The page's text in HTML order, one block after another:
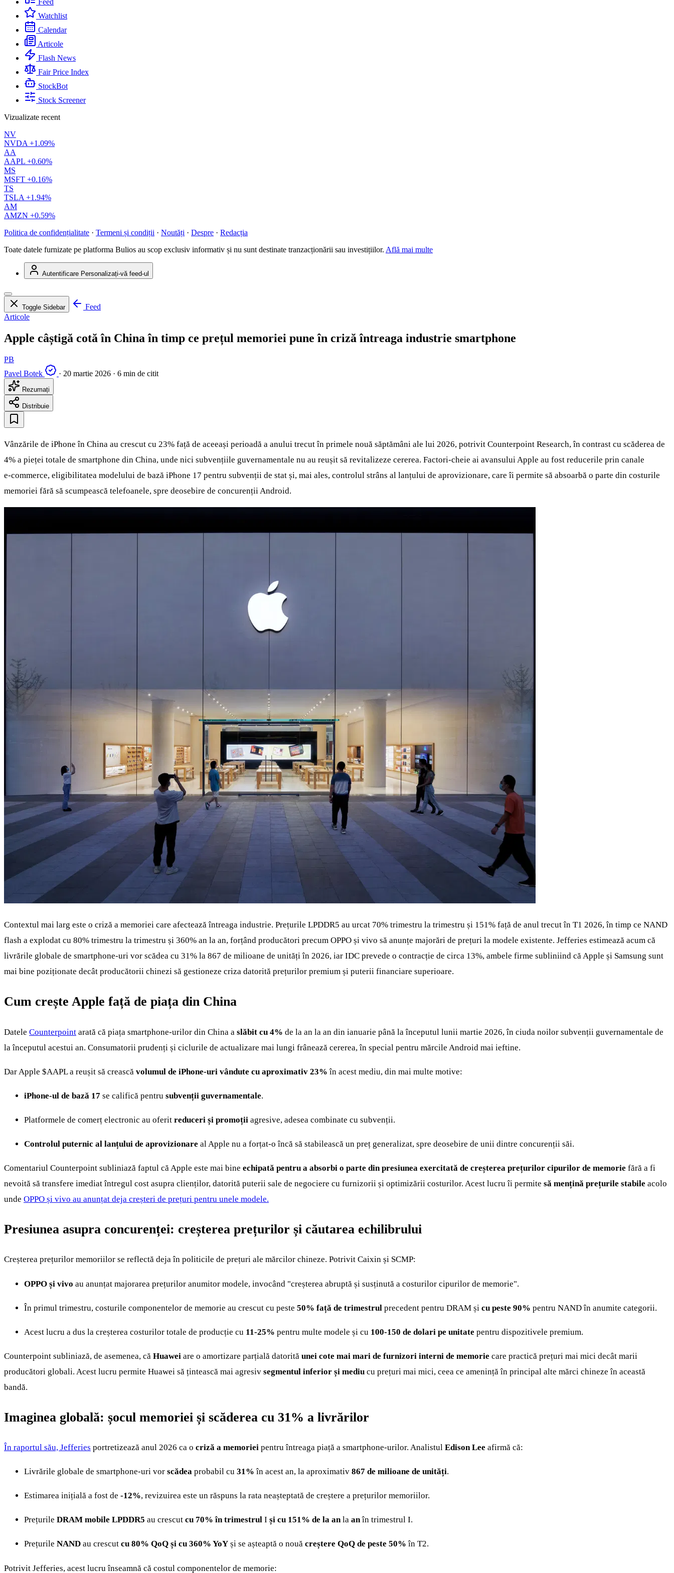
Feed
Watchlist
Calendar
Articole
Flash News
Fair Price Index
StockBot
Stock Screener
Vizualizate recent
NV
NVDA +1.09%
AA
AAPL +0.60%
MS
MSFT +0.16%
TS
TSLA +1.94%
AM
AMZN +0.59%
Politica de confidențialitate · Termeni și condiții · Noutăți · Despre · Redacția
Toate datele furnizate pe platforma Bulios au scop exclusiv informativ și nu sunt destinate tranzacționării sau investițiilor. Află mai multe
Autentificare Personalizați-vă feed-ul
Toggle Sidebar
Feed
Articole
Apple câștigă cotă în China în timp ce prețul memoriei pune în criză întreaga industrie smartphone
PB
Pavel Botek
· 20 martie 2026 · 6 min de citit
Rezumați
Distribuie
Vânzările de iPhone în China au crescut cu 23% față de aceeași perioadă a anului trecut în primele nouă săptămâni ale lui 2026, potrivit Counterpoint Research, în contrast cu scăderea de
4% a pieței totale de smartphone din China, unde nici subvențiile guvernamentale nu au reușit să revitalizeze cererea. Factori‑cheie ai avansului Apple au fost reducerile prin canale
e‑commerce, eligibilitatea modelului de bază iPhone 17 pentru subvenții de stat și, mai ales, controlul strâns al lanțului de aprovizionare, care îi permite să absoarbă o parte din costurile
memoriei fără să scumpească telefoanele, spre deosebire de concurenții Android.
Contextul mai larg este o criză a memoriei care afectează întreaga industrie. Prețurile LPDDR5 au urcat 70% trimestru la trimestru și 151% față de anul trecut în T1 2026, în timp ce NAND
flash a explodat cu 80% trimestru la trimestru și 360% an la an, forțând producători precum OPPO și vivo să anunțe majorări de prețuri la modele existente. Jefferies estimează acum că
livrările globale de smartphone‑uri vor scădea cu 31% la 867 de milioane de unități în 2026, iar IDC prevede o contracție de circa 13%, ambele firme subliniind că Apple și Samsung sunt
mai bine poziționate decât producătorii chinezi să gestioneze criza datorită prețurilor premium și puterii financiare superioare.
Cum crește Apple față de piața din China
Datele Counterpoint arată că piața smartphone-urilor din China a slăbit cu 4% de la an la an din ianuarie până la începutul lunii martie 2026, în ciuda noilor subvenții guvernamentale de
la începutul acestui an. Consumatorii prudenți și ciclurile de actualizare mai lungi frânează cererea, în special pentru mărcile Android mai ieftine.
Dar Apple $AAPLa reușit să crească volumul de iPhone-uri vândute cu aproximativ 23% în acest mediu, din mai multe motive:
iPhone-ul de bază 17 se califică pentru subvenții guvernamentale.
Platformele de comerț electronic au oferit reduceri și promoții agresive, adesea combinate cu subvenții.
Controlul puternic al lanțului de aprovizionare al Apple nu a forțat-o încă să stabilească un preț generalizat, spre deosebire de unii dintre concurenții săi.
Comentariul Counterpoint subliniază faptul că Apple este mai bine echipată pentru a absorbi o parte din presiunea exercitată de creșterea prețurilor cipurilor de memorie fără a fi
nevoită să transfere imediat întregul cost asupra clienților, datorită puterii sale de negociere cu furnizorii și optimizării costurilor. Acest lucru îi permite să mențină prețurile stabile acolo
unde OPPO și vivo au anunțat deja creșteri de prețuri pentru unele modele.
Presiunea asupra concurenței: creșterea prețurilor și căutarea echilibrului
Creșterea prețurilor memoriilor se reflectă deja în politicile de prețuri ale mărcilor chineze. Potrivit Caixin și SCMP:
OPPO și vivo au anunțat majorarea prețurilor anumitor modele, invocând "creșterea abruptă și susținută a costurilor cipurilor de memorie".
În primul trimestru, costurile componentelor de memorie au crescut cu peste 50% față de trimestrul precedent pentru DRAM și cu peste 90% pentru NAND în anumite categorii.
Acest lucru a dus la creșterea costurilor totale de producție cu 11-25% pentru multe modele și cu 100-150 de dolari pe unitate pentru dispozitivele premium.
Counterpoint subliniază, de asemenea, că Huawei are o amortizare parțială datorită unei cote mai mari de furnizori interni de memorie care practică prețuri mai mici decât marii
producători globali. Acest lucru permite Huawei să țintească mai agresiv segmentul inferior și mediu cu prețuri mai mici, ceea ce amenință în principal alte mărci chineze în această
bandă.
Imaginea globală: șocul memoriei și scăderea cu 31% a livrărilor
În raportul său, Jefferies portretizează anul 2026 ca o criză a memoriei pentru întreaga piață a smartphone-urilor. Analistul Edison Lee afirmă că:
Livrările globale de smartphone-uri vor scădea probabil cu 31% în acest an, la aproximativ 867 de milioane de unități.
Estimarea inițială a fost de -12%, revizuirea este un răspuns la rata neașteptată de creștere a prețurilor memoriilor.
Prețurile DRAM mobile LPDDR5 au crescut cu 70% în trimestrul I și cu 151% de la anla anîn trimestrul I.
Prețurile NAND au crescut cu 80% QoQ și cu 360% YoY și se așteaptă o nouă creștere QoQ de peste 50% în T2.
Potrivit Jefferies, acest lucru înseamnă că costul componentelor de memorie: